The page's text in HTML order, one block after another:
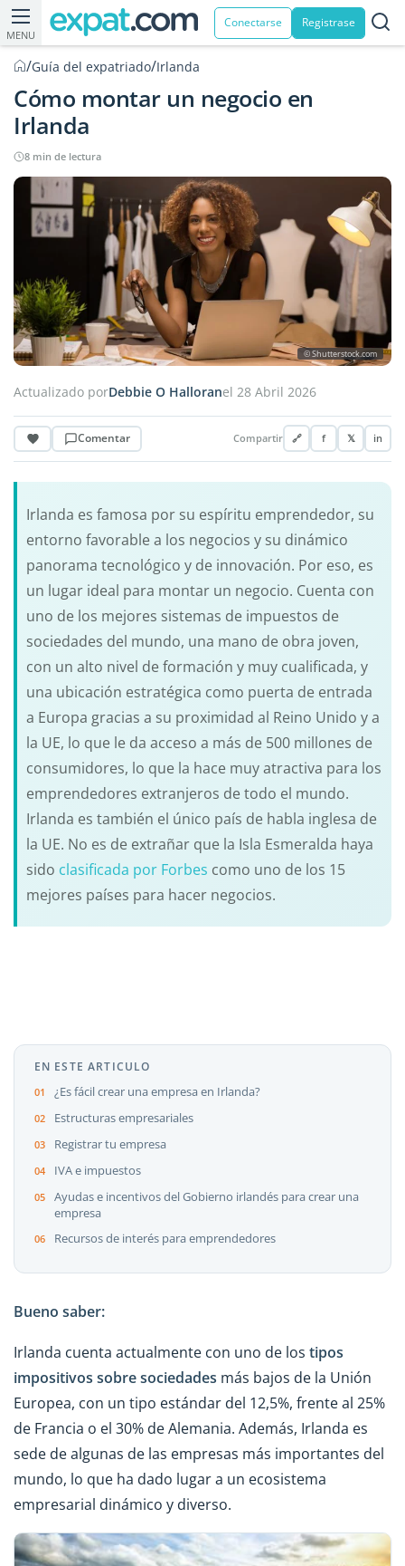
MENU
Conectarse Registrase
/Guía del expatriado/Irlanda
Cómo montar un negocio en
Irlanda
8 min de lectura
© Shutterstock.com
Actualizado porDebbie O Halloranel 28 Abril 2026
Comentar Compartir 🔗 f 𝕏 in
Irlanda es famosa por su espíritu emprendedor, su
entorno favorable a los negocios y su dinámico
panorama tecnológico y de innovación. Por eso, es
un lugar ideal para montar un negocio. Cuenta con
uno de los mejores sistemas de impuestos de
sociedades del mundo, una mano de obra joven,
con un alto nivel de formación y muy cualificada, y
una ubicación estratégica como puerta de entrada
a Europa gracias a su proximidad al Reino Unido y a
la UE, lo que le da acceso a más de 500 millones de
consumidores, lo que la hace muy atractiva para los
emprendedores extranjeros de todo el mundo.
Irlanda es también el único país de habla inglesa de
la UE. No es de extrañar que la Isla Esmeralda haya
sido clasificada por Forbes como uno de los 15
mejores países para hacer negocios.
EN ESTE ARTICULO
¿Es fácil crear una empresa en Irlanda?
Estructuras empresariales
Registrar tu empresa
IVA e impuestos
Ayudas e incentivos del Gobierno irlandés para crear una
empresa
Recursos de interés para emprendedores
Bueno saber:
Irlanda cuenta actualmente con uno de los tipos
impositivos sobre sociedades más bajos de la Unión
Europea, con un tipo estándar del 12,5%, frente al 25%
de Francia o el 30% de Alemania. Además, Irlanda es
sede de algunas de las empresas más importantes del
mundo, lo que ha dado lugar a un ecosistema
empresarial dinámico y diverso.